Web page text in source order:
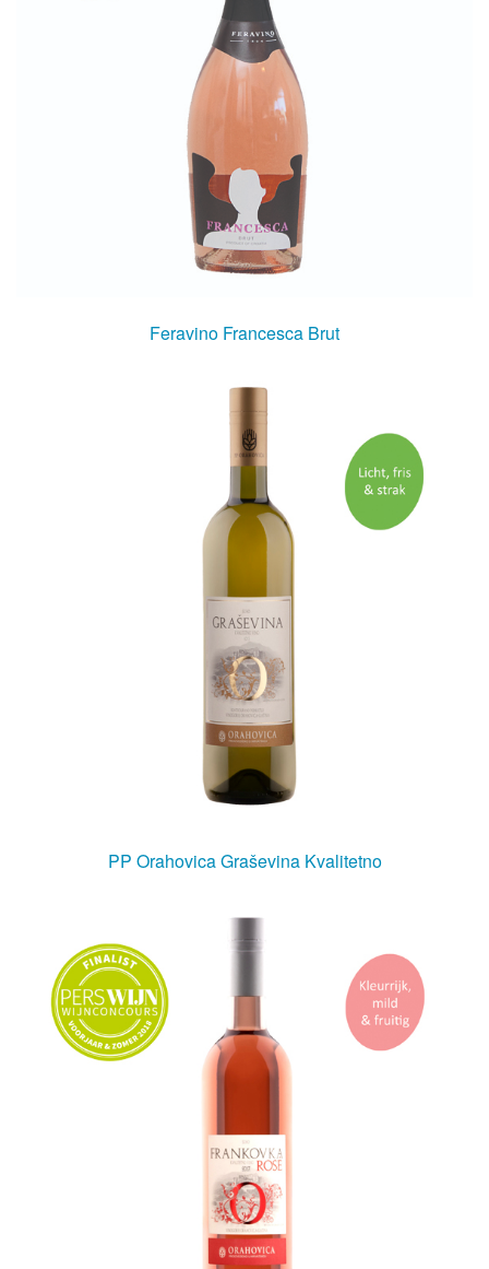
Feravino Francesca Brut
PP Orahovica Graševina Kvalitetno